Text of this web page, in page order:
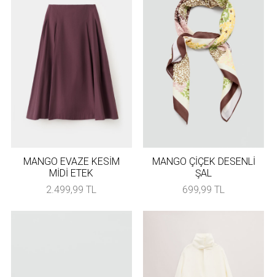
MANGO EVAZE KESİM
MİDİ ETEK
2.499,99 TL
MANGO ÇİÇEK DESENLİ
ŞAL
699,99 TL